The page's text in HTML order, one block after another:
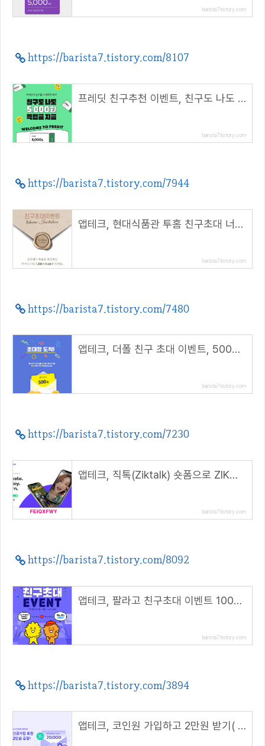
barista7.tistory.com
https://barista7.tistory.com/8107
프레딧 친구추천 이벤트, 친구도 나도 5,000원 적립금 받자!( 추천코드 : winhunt )
barista7.tistory.com
https://barista7.tistory.com/7944
앱테크, 현대식품관 투홈 친구초대 너도나도 1천포인트 적립( 추천 코드 : winhunt )
barista7.tistory.com
https://barista7.tistory.com/7480
앱테크, 더폴 친구 초대 이벤트, 500원 상당 더폴코인(META) 지급
barista7.tistory.com
https://barista7.tistory.com/7230
앱테크, 직톡(Ziktalk) 숏폼으로 ZIK코인 받자( 추천코드 : FEIQXFWY )
barista7.tistory.com
https://barista7.tistory.com/8092
앱테크, 팔라고 친구초대 이벤트 1000캐시 지급
barista7.tistory.com
https://barista7.tistory.com/3894
앱테크, 코인원 가입하고 2만원 받기( 초대 코드 : BO28PFLX )